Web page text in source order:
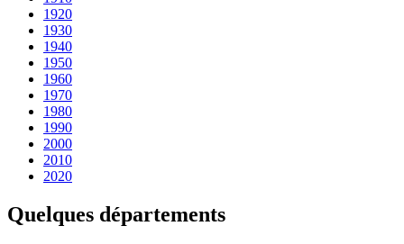
1920
1930
1940
1950
1960
1970
1980
1990
2000
2010
2020
Quelques départements